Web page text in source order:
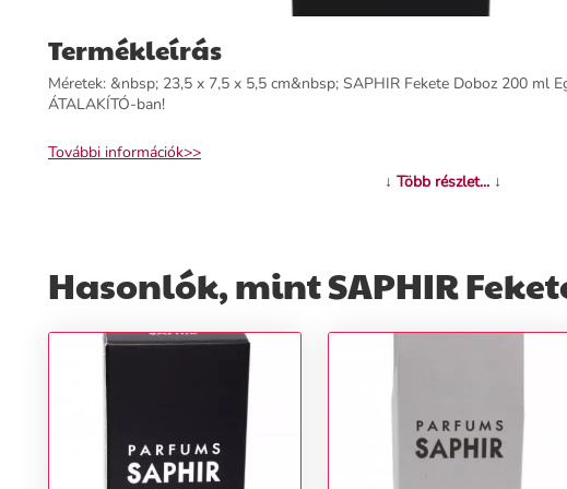
Termékleírás
Méretek: &nbsp; 23,5 x 7,5 x 5,5 cm&nbsp; SAPHIR Fekete Doboz 200 ml
ÁTALAKÍTÓ-ban!
További információk>>
↓ Több részlet... ↓
Hasonlók, mint SAPHIR